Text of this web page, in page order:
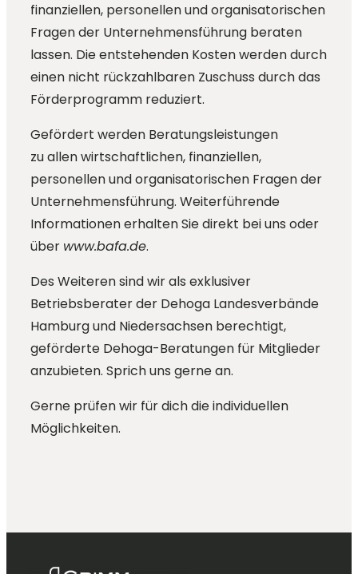
finanziellen, personellen und organisatorischen
Fragen der Unternehmensführung beraten
lassen. Die entstehenden Kosten werden durch
einen nicht rückzahlbaren Zuschuss durch das
Förderprogramm reduziert.
Gefördert werden Beratungsleistungen
zu allen wirtschaftlichen, finanziellen,
personellen und organisatorischen Fragen der
Unternehmensführung. Weiterführende
Informationen erhalten Sie direkt bei uns oder
über www.bafa.de.
Des Weiteren sind wir als exklusiver
Betriebsberater der Dehoga Landesverbände
Hamburg und Niedersachsen berechtigt,
geförderte Dehoga-Beratungen für Mitglieder
anzubieten. Sprich uns gerne an.
Gerne prüfen wir für dich die individuellen
Möglichkeiten.